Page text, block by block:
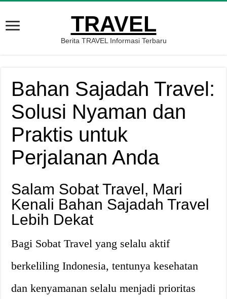
TRAVEL
Berita TRAVEL Informasi Terbaru
Bahan Sajadah Travel:
Solusi Nyaman dan
Praktis untuk
Perjalanan Anda
Salam Sobat Travel, Mari
Kenali Bahan Sajadah Travel
Lebih Dekat
Bagi Sobat Travel yang selalu aktif
berkeliling Indonesia, tentunya kesehatan
dan kenyamanan selalu menjadi prioritas